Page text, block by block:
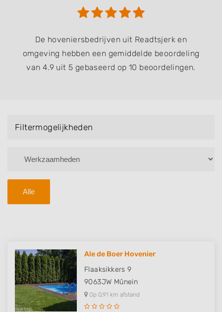
De hoveniersbedrijven uit Readtsjerk en
omgeving hebben een gemiddelde beoordeling
van 4.9 uit 5 gebaseerd op 10 beoordelingen.
Filtermogelijkheden
Alle
Ale de Boer Hovenier
Flaaksikkers 9
9063JW Mûnein
Op 0,91 km afstand